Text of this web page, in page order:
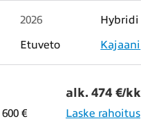
2026
Hybridi
Etuveto Kajaani
alk. 474 €/kk
€ Laske rahoitus